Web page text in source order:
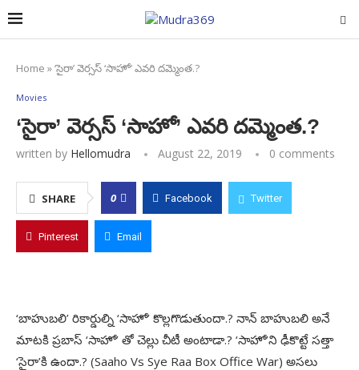
Home »‘సైరా’ వెర్సస్‌ ‘సాహో’ ఎవరి దమ్మెంత.?
Movies
‘సైరా’ వెర్సస్‌ ‘సాహో’ ఎవరి దమ్మెంత.?
written by Hellomudra August 22, 2019 0 comments
SHARE 0 Facebook Twitter
Pinterest Email
‘బాహుబలి’ రికార్డుల్ని ‘సాహో’ కొల్లగొడుతుందా.? నాన్‌ బాహుబలి అనే
మాటకి ప్రబాస్‌ ‘సాహో’ తో చెల్లు చీటీ అంటాడా.? ‘సాహో’ని ఢీకొట్టే సత్తా
‘సైరా’కి ఉందా.? (Saaho Vs Sye Raa Box Office War) అసలు